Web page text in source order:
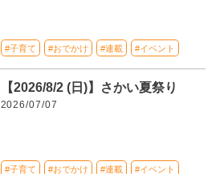
#子育て #おでかけ #連載 #イベント
【2026/8/2 (日)】さかい夏祭り
2026/07/07
#子育て #おでかけ #連載 #イベント